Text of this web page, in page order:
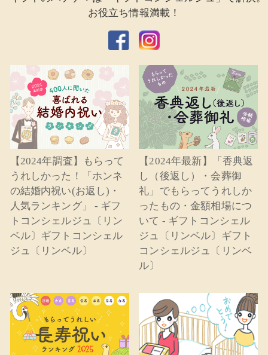
お役立ち情報満載！
【2024年調査】もらって
うれしかった！「ホンネ
の結婚内祝い(お返し)・
人気ランキング」 - ギフ
トコンシェルジュ〔リン
ベル〕ギフトコンシェル
ジュ〔リンベル〕
【2024年最新】「香典返
し（後返し）・会葬御
礼」でもらってうれしか
ったもの・金額相場につ
いて - ギフトコンシェル
ジュ〔リンベル〕ギフト
コンシェルジュ〔リンベ
ル〕